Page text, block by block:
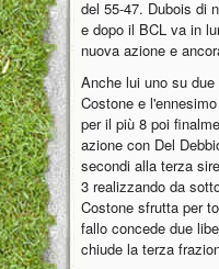
del 55-47. Dubois di
e dopo il BCL va in
nuova azione e
Anche lui uno su
Costone e
per il più 8 poi
azione con Del
secondi alla terza
3 realizzando da
Costone sfrutta per
fallo concede due
chiude la terza